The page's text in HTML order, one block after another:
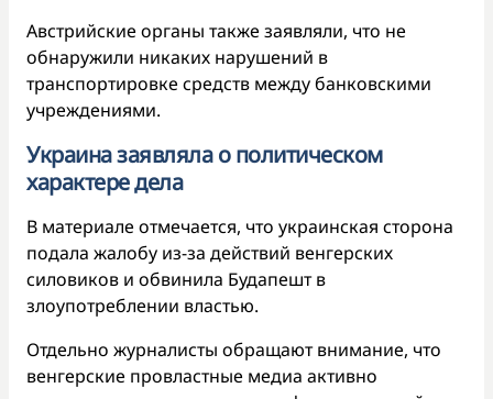
Австрийские органы также заявляли, что не
обнаружили никаких нарушений в
транспортировке средств между банковскими
учреждениями.
Украина заявляла о политическом
характере дела
В материале отмечается, что украинская сторона
подала жалобу из-за действий венгерских
силовиков и обвинила Будапешт в
злоупотреблении властью.
Отдельно журналисты обращают внимание, что
венгерские провластные медиа активно